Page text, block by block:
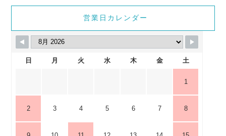
営業日カレンダー
日 月 火 水 木 金 土
1
2 3 4 5 6 7 8